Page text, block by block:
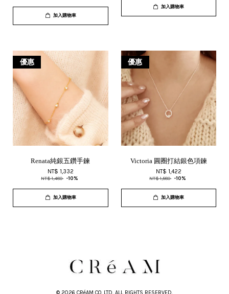
加入購物車
加入購物車
優惠
Renata純銀五鑽手鍊
NT$ 1,332
NT$ 1,480 -10%
加入購物車
優惠
Victoria 圓圈打結銀色項鍊
NT$ 1,422
NT$ 1,580 -10%
加入購物車